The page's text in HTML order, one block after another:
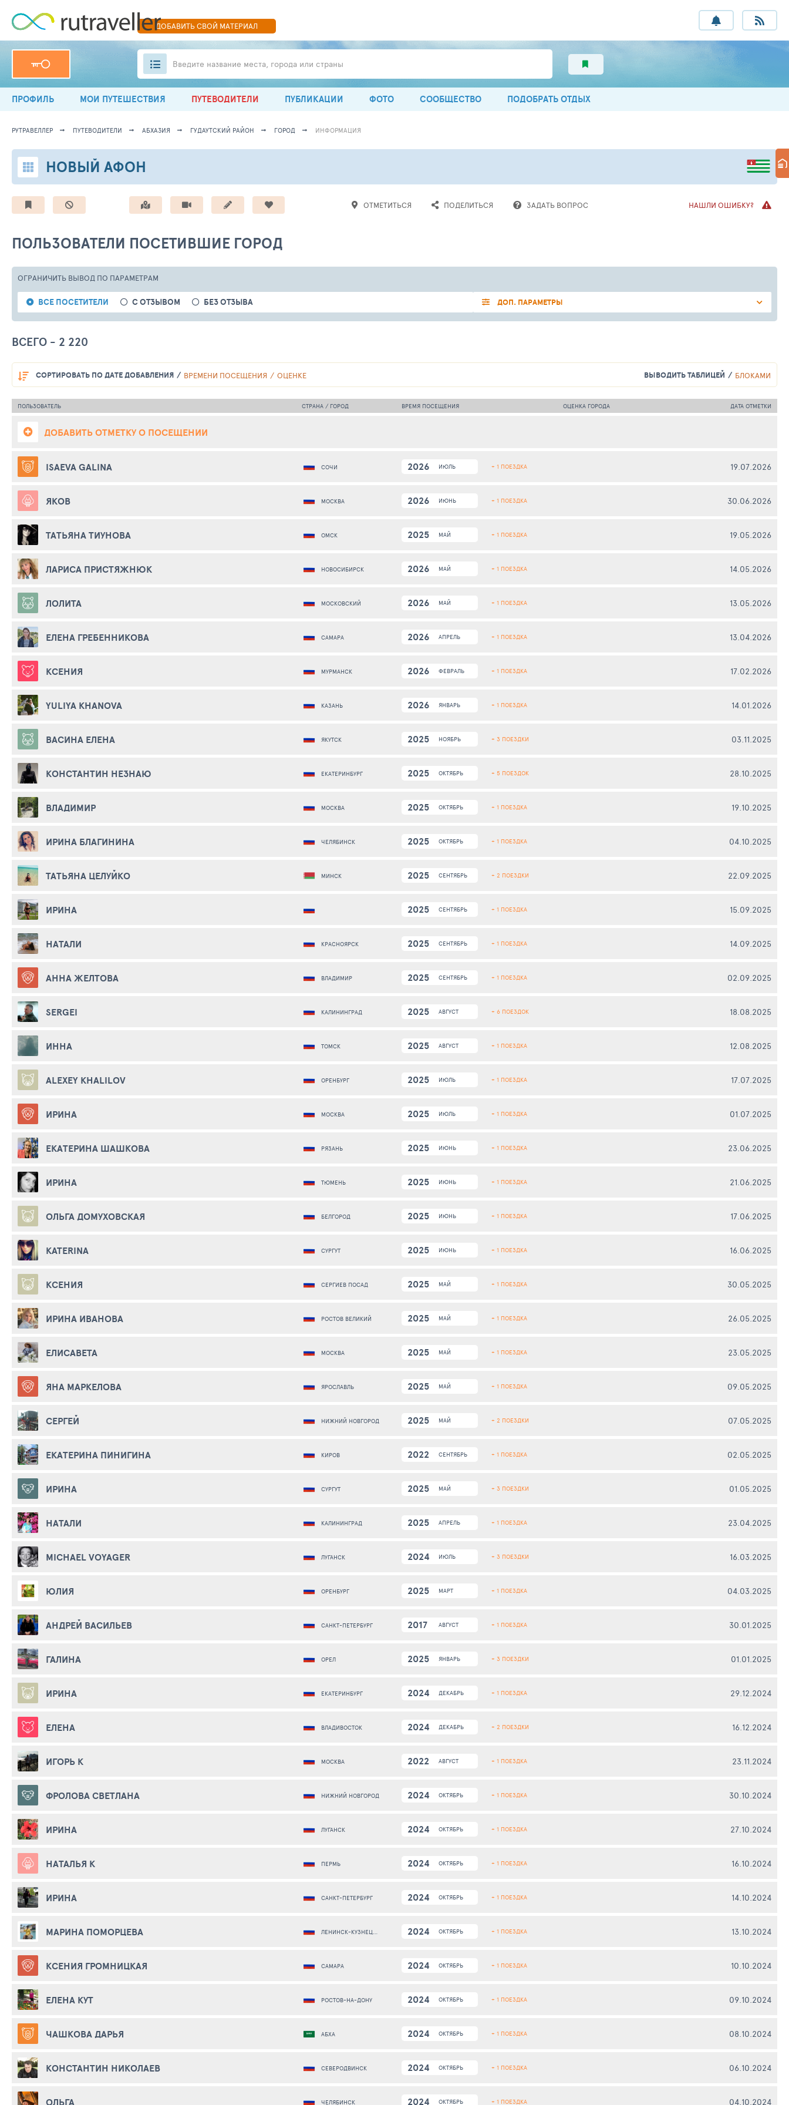
ДОБАВИТЬСВОЙ МАТЕРИАЛ
Введите название места, города или страны
ПРОФИЛЬ МОИ ПУТЕШЕСТВИЯ ПУТЕВОДИТЕЛИ ПУБЛИКАЦИИ ФОТО СООБЩЕСТВО ПОДОБРАТЬ ОТДЫХ
РУТРАВЕЛЛЕР ПУТЕВОДИТЕЛИ АБХАЗИЯ ГУДАУТСКИЙ РАЙОН ГОРОД ИНФОРМАЦИЯ
НОВЫЙ АФОН
ОТМЕТИТЬСЯ ПОДЕЛИТЬСЯ ЗАДАТЬ ВОПРОС НАШЛИ ОШИБКУ?
ПОЛЬЗОВАТЕЛИ ПОСЕТИВШИЕ ГОРОД
ОГРАНИЧИТЬ ВЫВОД ПО ПАРАМЕТРАМ
ВСЕ ПОСЕТИТЕЛИ С ОТЗЫВОМ БЕЗ ОТЗЫВА ДОП. ПАРАМЕТРЫ
ВСЕГО - 2 220
СОРТИРОВАТЬ ПО ДАТЕ ДОБАВЛЕНИЯ ВРЕМЕНИ ПОСЕЩЕНИЯ ОЦЕНКЕ ВЫВОДИТЬ ТАБЛИЦЕЙ БЛОКАМИ
ПОЛЬЗОВАТЕЛЬ СТРАНА / ГОРОД ВРЕМЯ ПОСЕЩЕНИЯ ОЦЕНКА ГОРОДА ДАТА ОТМЕТКИ
ДОБАВИТЬ ОТМЕТКУ О ПОСЕЩЕНИИ
ISAEVA GALINA СОЧИ 2026 ИЮЛЬ + 1 ПОЕЗДКА 19.07.2026
ЯКОВ МОСКВА 2026 ИЮНЬ + 1 ПОЕЗДКА 30.06.2026
ТАТЬЯНА ТИУНОВА ОМСК 2025 МАЙ + 1 ПОЕЗДКА 19.05.2026
ЛАРИСА ПРИСТЯЖНЮК НОВОСИБИРСК 2026 МАЙ + 1 ПОЕЗДКА 14.05.2026
ЛОЛИТА МОСКОВСКИЙ 2026 МАЙ + 1 ПОЕЗДКА 13.05.2026
ЕЛЕНА ГРЕБЕННИКОВА САМАРА 2026 АПРЕЛЬ + 1 ПОЕЗДКА 13.04.2026
КСЕНИЯ МУРМАНСК 2026 ФЕВРАЛЬ + 1 ПОЕЗДКА 17.02.2026
YULIYA KHANOVA КАЗАНЬ 2026 ЯНВАРЬ + 1 ПОЕЗДКА 14.01.2026
ВАСИНА ЕЛЕНА ЯКУТСК 2025 НОЯБРЬ + 3 ПОЕЗДКИ 03.11.2025
КОНСТАНТИН НЕЗНАЮ ЕКАТЕРИНБУРГ 2025 ОКТЯБРЬ + 5 ПОЕЗДОК 28.10.2025
ВЛАДИМИР МОСКВА 2025 ОКТЯБРЬ + 1 ПОЕЗДКА 19.10.2025
ИРИНА БЛАГИНИНА ЧЕЛЯБИНСК 2025 ОКТЯБРЬ + 1 ПОЕЗДКА 04.10.2025
ТАТЬЯНА ЦЕЛУЙКО МИНСК 2025 СЕНТЯБРЬ + 2 ПОЕЗДКИ 22.09.2025
ИРИНА 2025 СЕНТЯБРЬ + 1 ПОЕЗДКА 15.09.2025
НАТАЛИ КРАСНОЯРСК 2025 СЕНТЯБРЬ + 1 ПОЕЗДКА 14.09.2025
АННА ЖЕЛТОВА ВЛАДИМИР 2025 СЕНТЯБРЬ + 1 ПОЕЗДКА 02.09.2025
SERGEI КАЛИНИНГРАД 2025 АВГУСТ + 6 ПОЕЗДОК 18.08.2025
ИННА ТОМСК 2025 АВГУСТ + 1 ПОЕЗДКА 12.08.2025
ALEXEY KHALILOV ОРЕНБУРГ 2025 ИЮЛЬ + 1 ПОЕЗДКА 17.07.2025
ИРИНА МОСКВА 2025 ИЮЛЬ + 1 ПОЕЗДКА 01.07.2025
ЕКАТЕРИНА ШАШКОВА РЯЗАНЬ 2025 ИЮНЬ + 1 ПОЕЗДКА 23.06.2025
ИРИНА ТЮМЕНЬ 2025 ИЮНЬ + 1 ПОЕЗДКА 21.06.2025
ОЛЬГА ДОМУХОВСКАЯ БЕЛГОРОД 2025 ИЮНЬ + 1 ПОЕЗДКА 17.06.2025
KATERINA СУРГУТ 2025 ИЮНЬ + 1 ПОЕЗДКА 16.06.2025
КСЕНИЯ СЕРГИЕВ ПОСАД 2025 МАЙ + 1 ПОЕЗДКА 30.05.2025
ИРИНА ИВАНОВА РОСТОВ ВЕЛИКИЙ 2025 МАЙ + 1 ПОЕЗДКА 26.05.2025
ЕЛИСАВЕТА МОСКВА 2025 МАЙ + 1 ПОЕЗДКА 23.05.2025
ЯНА МАРКЕЛОВА ЯРОСЛАВЛЬ 2025 МАЙ + 1 ПОЕЗДКА 09.05.2025
СЕРГЕЙ НИЖНИЙ НОВГОРОД 2025 МАЙ + 2 ПОЕЗДКИ 07.05.2025
ЕКАТЕРИНА ПИНИГИНА КИРОВ 2022 СЕНТЯБРЬ + 1 ПОЕЗДКА 02.05.2025
ИРИНА СУРГУТ 2025 МАЙ + 3 ПОЕЗДКИ 01.05.2025
НАТАЛИ КАЛИНИНГРАД 2025 АПРЕЛЬ + 1 ПОЕЗДКА 23.04.2025
MICHAEL VOYAGER ЛУГАНСК 2024 ИЮЛЬ + 3 ПОЕЗДКИ 16.03.2025
ЮЛИЯ ОРЕНБУРГ 2025 МАРТ + 1 ПОЕЗДКА 04.03.2025
АНДРЕЙ ВАСИЛЬЕВ САНКТ-ПЕТЕРБУРГ 2017 АВГУСТ + 1 ПОЕЗДКА 30.01.2025
ГАЛИНА ОРЕЛ 2025 ЯНВАРЬ + 3 ПОЕЗДКИ 01.01.2025
ИРИНА ЕКАТЕРИНБУРГ 2024 ДЕКАБРЬ + 1 ПОЕЗДКА 29.12.2024
ЕЛЕНА ВЛАДИВОСТОК 2024 ДЕКАБРЬ + 2 ПОЕЗДКИ 16.12.2024
ИГОРЬ K МОСКВА 2022 АВГУСТ + 1 ПОЕЗДКА 23.11.2024
ФРОЛОВА СВЕТЛАНА НИЖНИЙ НОВГОРОД 2024 ОКТЯБРЬ + 1 ПОЕЗДКА 30.10.2024
ИРИНА ЛУГАНСК 2024 ОКТЯБРЬ + 1 ПОЕЗДКА 27.10.2024
НАТАЛЬЯ К ПЕРМЬ 2024 ОКТЯБРЬ + 1 ПОЕЗДКА 16.10.2024
ИРИНА САНКТ-ПЕТЕРБУРГ 2024 ОКТЯБРЬ + 1 ПОЕЗДКА 14.10.2024
МАРИНА ПОМОРЦЕВА ЛЕНИНСК-КУЗНЕЦКИЙ 2024 ОКТЯБРЬ + 1 ПОЕЗДКА 13.10.2024
КСЕНИЯ ГРОМНИЦКАЯ САМАРА 2024 ОКТЯБРЬ + 1 ПОЕЗДКА 10.10.2024
ЕЛЕНА КУТ РОСТОВ-НА-ДОНУ 2024 ОКТЯБРЬ + 1 ПОЕЗДКА 09.10.2024
ЧАШКОВА ДАРЬЯ АБХА 2024 ОКТЯБРЬ + 1 ПОЕЗДКА 08.10.2024
КОНСТАНТИН НИКОЛАЕВ СЕВЕРОДВИНСК 2024 ОКТЯБРЬ + 1 ПОЕЗДКА 06.10.2024
ОЛЬГА ЧЕЛЯБИНСК 2024 ОКТЯБРЬ + 1 ПОЕЗДКА 04.10.2024